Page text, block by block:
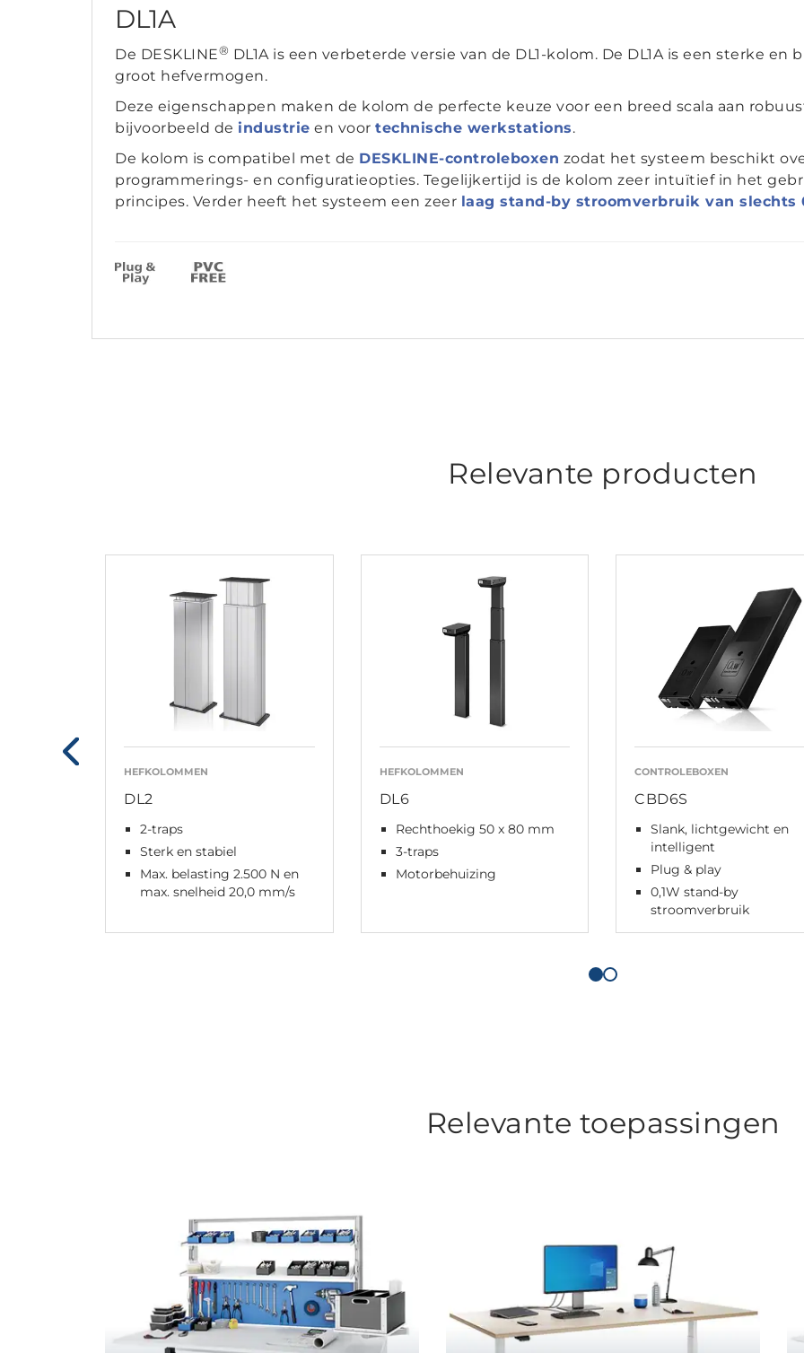
DL1A
De DESKLINE® DL1A is een verbeterde versie van de DL1-kolom. De DL1A is een sterke en
groot hefvermogen.
Deze eigenschappen maken de kolom de perfecte keuze voor een breed scala aan
bijvoorbeeld de industrie en voor technische werkstations.
De kolom is compatibel met de DESKLINE-controleboxen zodat het systeem beschikt
programmerings- en configuratieopties. Tegelijkertijd is de kolom zeer intuïtief in het
principes. Verder heeft het systeem een zeer laag stand-by stroomverbruik van slechts
Relevante producten
HEFKOLOMMEN
DL2
2-traps
Sterk en stabiel
Max. belasting 2.500 N en
max. snelheid 20,0 mm/s
HEFKOLOMMEN
DL6
Rechthoekig 50 x 80 mm
3-traps
Motorbehuizing
CONTROLEBOXEN
CBD6S
Slank, lichtgewicht en
intelligent
Plug & play
0,1W stand-by
stroomverbruik
Relevante toepassingen